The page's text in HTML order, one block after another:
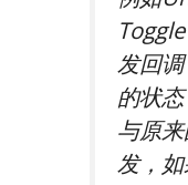
发回
的状
与原
发，